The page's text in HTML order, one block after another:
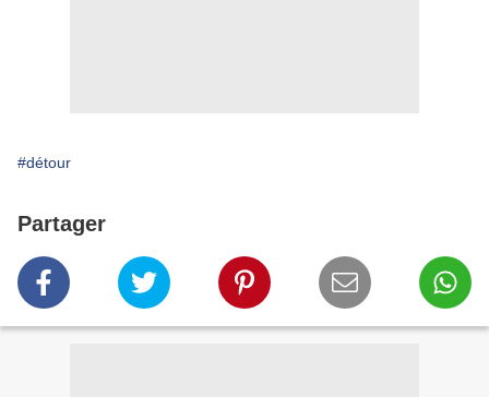
#détour
Partager